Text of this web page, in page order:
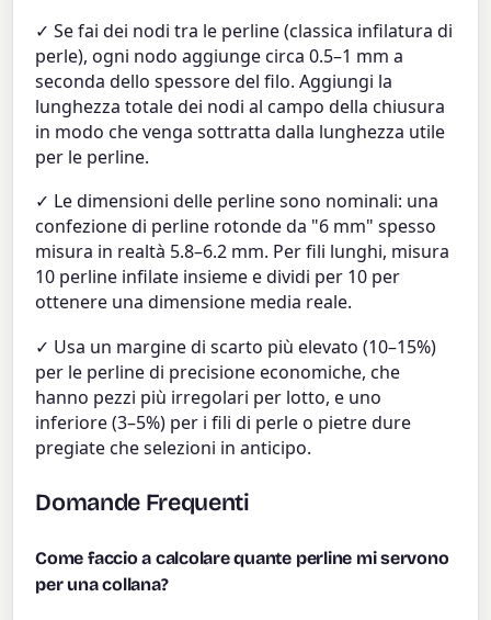
✓ Se fai dei nodi tra le perline (classica infilatura di
perle), ogni nodo aggiunge circa 0.5–1 mm a
seconda dello spessore del filo. Aggiungi la
lunghezza totale dei nodi al campo della chiusura
in modo che venga sottratta dalla lunghezza utile
per le perline.
✓ Le dimensioni delle perline sono nominali: una
confezione di perline rotonde da "6 mm" spesso
misura in realtà 5.8–6.2 mm. Per fili lunghi, misura
10 perline infilate insieme e dividi per 10 per
ottenere una dimensione media reale.
✓ Usa un margine di scarto più elevato (10–15%)
per le perline di precisione economiche, che
hanno pezzi più irregolari per lotto, e uno
inferiore (3–5%) per i fili di perle o pietre dure
pregiate che selezioni in anticipo.
Domande Frequenti
Come faccio a calcolare quante perline mi servono
per una collana?